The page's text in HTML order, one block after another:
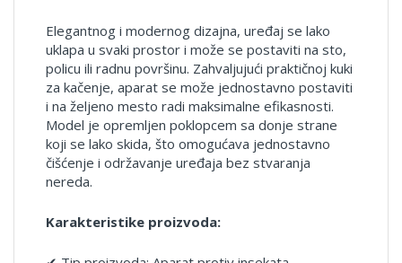
Elegantnog i modernog dizajna, uređaj se lako
uklapa u svaki prostor i može se postaviti na sto,
policu ili radnu površinu. Zahvaljujući praktičnoj kuki
za kačenje, aparat se može jednostavno postaviti
i na željeno mesto radi maksimalne efikasnosti.
Model je opremljen poklopcem sa donje strane
koji se lako skida, što omogućava jednostavno
čišćenje i održavanje uređaja bez stvaranja
nereda.
Karakteristike proizvoda: